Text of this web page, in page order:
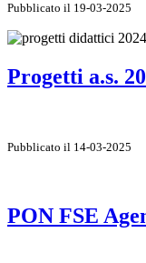
Pubblicato il 19-03-2025
Progetti a.s.
Pubblicato il 14-03-2025
PON FSE